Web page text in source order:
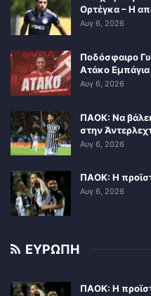
Ορτέγκα – Η
Αυγ 6, 2026
Ποδόσφαιρο
Ατάκο
Αυγ 6, 2026
ΠΑΟΚ: Να
στην
Αυγ 6, 2026
ΠΑΟΚ: Η
Αυγ 6, 2026
ΕΥΡΩΠΗ
ΠΑΟΚ: Η